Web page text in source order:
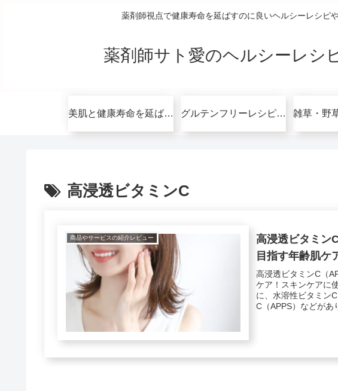
薬剤師視点で健康寿命を延ばすのに良いヘルシーレシピ
薬剤師サト愛のヘルシーレシ
美肌と健康寿命を延ばすコツ無料講座 グルテンフリーレシピで美肌健康ダイエット！
高浸透ビタミンC
商品やサービスの紹介レビュー
高浸透ビタミン
目指す年齢肌ケ
高浸透ビタミンC（
ケア！スキンケアに
に、水溶性ビタミン
C（APPS）などがあ